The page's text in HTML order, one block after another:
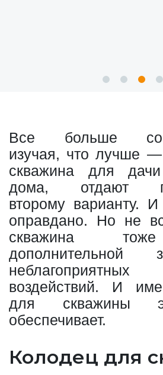
Все больше
изучая, что лучше
скважина для
дома, отдают
второму варианту.
оправдано. Но не
скважина
воздействий. И
для скважины
обеспечивает.
Колодец для